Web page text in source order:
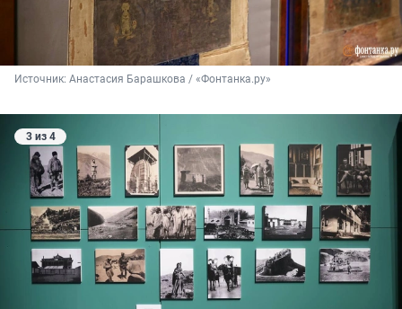
Источник: Анастасия Барашкова / «Фонтанка.ру»
3 из 4